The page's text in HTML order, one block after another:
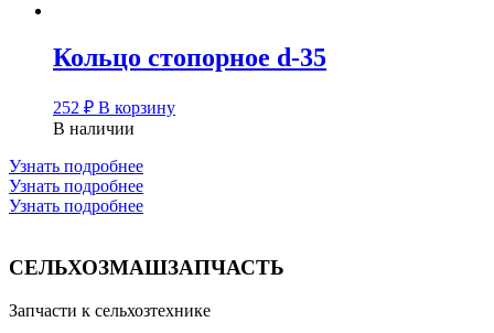
Кольцо стопорное d-35
252 ₽ В корзину
В наличии
Узнать подробнее
Узнать подробнее
Узнать подробнее
СЕЛЬХОЗМАШЗАПЧАСТЬ
Запчасти к сельхозтехнике